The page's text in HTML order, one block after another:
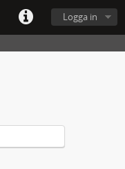
Logga in